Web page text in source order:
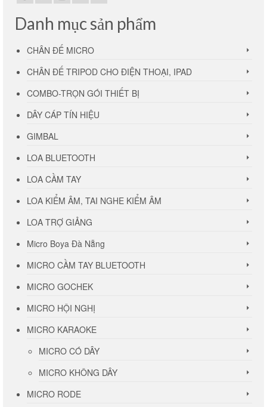
Danh mục sản phẩm
CHÂN ĐẾ MICRO
CHÂN ĐẾ TRIPOD CHO ĐIỆN THOẠI, IPAD
COMBO-TRỌN GÓI THIẾT BỊ
DÂY CÁP TÍN HIỆU
GIMBAL
LOA BLUETOOTH
LOA CẦM TAY
LOA KIỂM ÂM, TAI NGHE KIỂM ÂM
LOA TRỢ GIẢNG
Micro Boya Đà Nẵng
MICRO CẦM TAY BLUETOOTH
MICRO GOCHEK
MICRO HỘI NGHỊ
MICRO KARAOKE
MICRO CÓ DÂY
MICRO KHÔNG DÂY
MICRO RODE